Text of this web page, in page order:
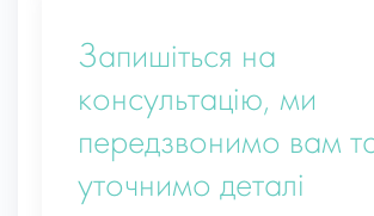
Запишіться на
консультацію, ми
передзвонимо вам
уточнимо деталі